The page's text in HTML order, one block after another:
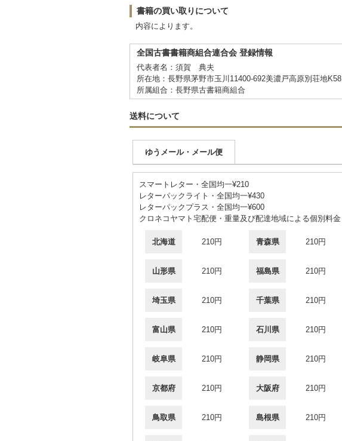
書籍の買い取りについて
内容によります。
全国古書書籍商組合連合会 登録情報
代表者名：須賀 典夫
所在地：長野県茅野市玉川11400-692美濃戸高原別荘地K58
所属組合：長野県古書籍商組合
送料について
ゆうメール・メール便
スマートレター・全国均一¥210
レターパックライト・全国均一¥430
レターパックプラス・全国均一¥600
クロネコヤマト宅配便・重量及び配達地域による個別料金
北海道 210円 青森県 210円
山形県 210円 福島県 210円
埼玉県 210円 千葉県 210円
富山県 210円 石川県 210円
岐阜県 210円 静岡県 210円
京都府 210円 大阪府 210円
鳥取県 210円 島根県 210円